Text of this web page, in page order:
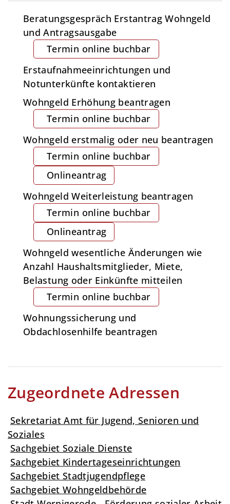
Beratungsgespräch Erstantrag Wohngeld
und Antragsausgabe
Termin online buchbar
Erstaufnahmeeinrichtungen und
Notunterkünfte kontaktieren
Wohngeld Erhöhung beantragen
Termin online buchbar
Wohngeld erstmalig oder neu beantragen
Termin online buchbar
Onlineantrag
Wohngeld Weiterleistung beantragen
Termin online buchbar
Onlineantrag
Wohngeld wesentliche Änderungen wie
Anzahl Haushaltsmitglieder, Miete,
Belastung oder Einkünfte mitteilen
Termin online buchbar
Wohnungssicherung und
Obdachlosenhilfe beantragen
Zugeordnete Adressen
Sekretariat Amt für Jugend, Senioren und
Soziales
Sachgebiet Soziale Dienste
Sachgebiet Kindertageseinrichtungen
Sachgebiet Stadtjugendpflege
Sachgebiet Wohngeldbehörde